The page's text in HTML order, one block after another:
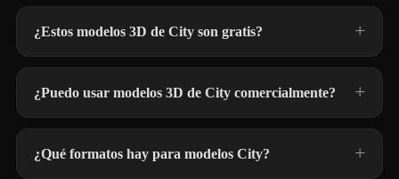
¿Estos modelos 3D de City son gratis?
¿Puedo usar modelos 3D de City comercialmente?
¿Qué formatos hay para modelos City?